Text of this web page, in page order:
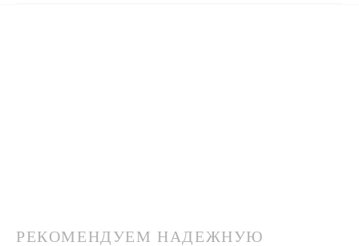
РЕКОМЕНДУЕМ НАДЕЖНУЮ